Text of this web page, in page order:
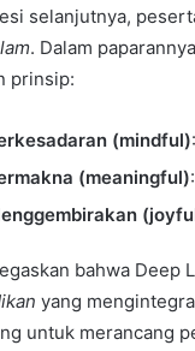
selanjutnya,
. Dalam
prinsip:
(mindful)
(meaningful)
bahwa Deep
yang
untuk merancang